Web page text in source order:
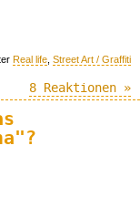
Real life Street Art / Graffiti
8 Reaktionen »